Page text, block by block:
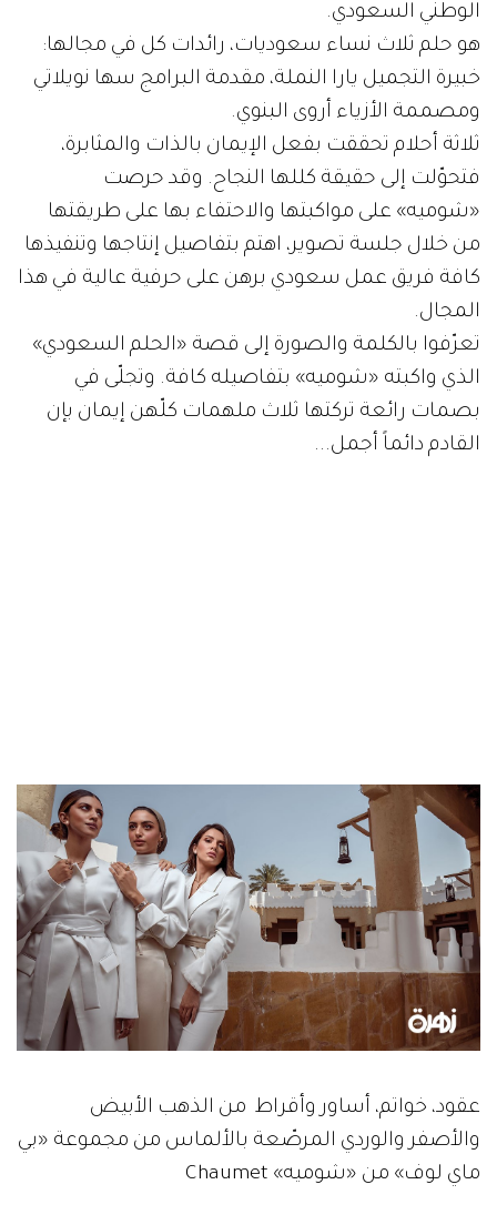
الوطني السعودي.
هو حلم ثلاث نساء سعوديات، رائدات كل في مجالها:
خبيرة التجميل يارا النملة، مقدمة البرامج سها نويلاتي
ومصممة الأزياء أروى البنوي.
ثلاثة أحلام تحققت بفعل الإيمان بالذات والمثابرة،
فتحوّلت إلى حقيقة كللها النجاح. وقد حرصت
«شوميه» على مواكبتها والاحتفاء بها على طريقتها
من خلال جلسة تصوير، اهتم بتفاصيل إنتاجها وتنفيذها
كافة فريق عمل سعودي برهن على حرفية عالية في هذا
المجال.
تعرّفوا بالكلمة والصورة إلى قصة «الحلم السعودي»
الذي واكبته «شوميه» بتفاصيله كافة. وتجلّى في
بصمات رائعة تركتها ثلاث ملهمات كلّهن إيمان بإن
القادم دائماً أجمل...
عقود، خواتم، أساور وأقراط من الذهب الأبيض
والأصفر والوردي المرصّعة بالألماس من مجموعة «بي
ماي لوف» من «شوميه» Chaumet